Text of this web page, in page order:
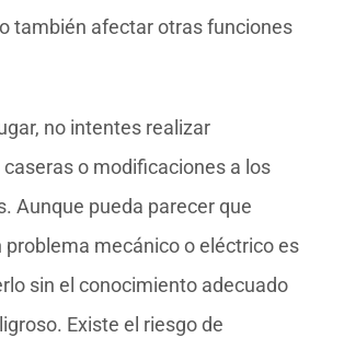
también afectar otras funciones
no intentes realizar
o modificaciones a los
Aunque pueda parecer que
problema mecánico o eléctrico es
sin el conocimiento adecuado
Existe el riesgo de